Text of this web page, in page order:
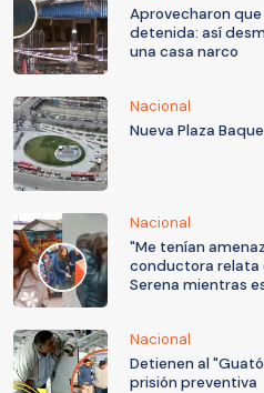
Aprovecharon
detenida: así
una casa narco
Nacional
Nueva Plaza
Nacional
"Me tenían
conductora relata
Serena mientras
Nacional
Detienen al
prisión preventiva